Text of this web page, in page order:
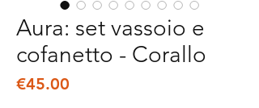
Aura: set vassoio e
cofanetto - Corallo
€45.00